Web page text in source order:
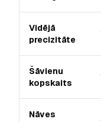
Vidējā
precizitāte
Šāvienu
kopskaits
Nāves